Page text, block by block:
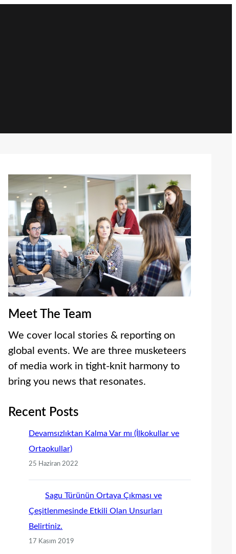
Meet The Team
We cover local stories & reporting on
global events. We are three musketeers
of media work in tight-knit harmony to
bring you news that resonates.
Recent Posts
Devamsızlıktan Kalma Var mı (İlkokullar ve
Ortaokullar)
25 Haziran 2022
Sagu Türünün Ortaya Çıkması ve
Çeşitlenmesinde Etkili Olan Unsurları
Belirtiniz.
17 Kasım 2019